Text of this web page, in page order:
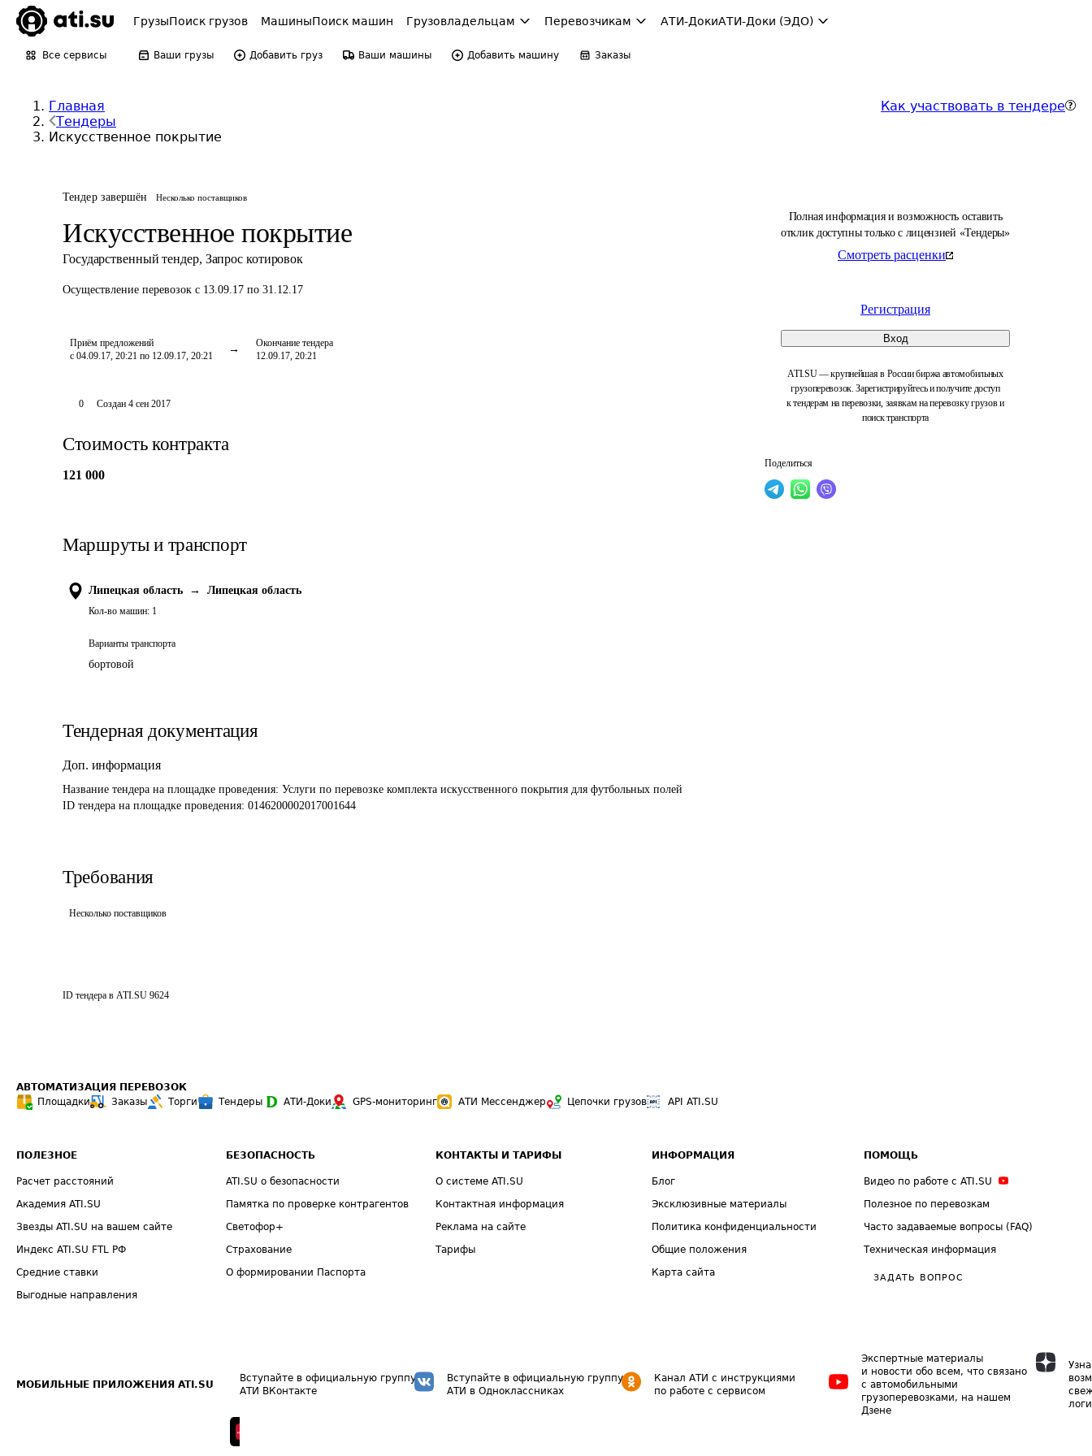
ГрузыПоиск грузов МашиныПоиск машин Грузовладельцам Перевозчикам АТИ-ДокиАТИ-Доки (ЭДО)
Все сервисы Ваши грузы Добавить груз Ваши машины Добавить машину Заказы
Главная
Тендеры
Искусственное покрытие
Как участвовать в тендере
Тендер завершён Несколько поставщиков
Искусственное покрытие
Государственный тендер, Запрос котировок
Осуществление перевозок с 13.09.17 по 31.12.17
Приём предложений
с 04.09.17, 20:21 по 12.09.17, 20:21
Окончание тендера
12.09.17, 20:21
Полная информация и возможность оставить
отклик доступны только с лицензией «Тендеры»
Смотреть расценки
Регистрация
Вход
ATI.SU — крупнейшая в России биржа автомобильных
грузоперевозок. Зарегистрируйтесь и получите доступ
к тендерам на перевозки, заявкам на перевозку грузов и
поиск транспорта
Поделиться
0 Создан 4 сен 2017
Стоимость контракта
121 000
Маршруты и транспорт
Липецкая область → Липецкая область
Кол-во машин: 1
Варианты транспорта
бортовой
Тендерная документация
Доп. информация
Название тендера на площадке проведения: Услуги по перевозке комплекта искусственного покрытия для футбольных полей
ID тендера на площадке проведения: 0146200002017001644
Требования
Несколько поставщиков
ID тендера в ATI.SU 9624
АВТОМАТИЗАЦИЯ ПЕРЕВОЗОК
Площадки
Заказы Торги Тендеры АТИ-Доки GPS-мониторинг АТИ Мессенджер Цепочки грузов API ATI.SU
ПОЛЕЗНОЕ
Расчет расстояний
Академия ATI.SU
Звезды ATI.SU на вашем сайте
Индекс ATI.SU FTL РФ
Средние ставки
Выгодные направления
БЕЗОПАСНОСТЬ
ATI.SU о безопасности
Памятка по проверке контрагентов
Светофор+
Страхование
О формировании Паспорта
КОНТАКТЫ И ТАРИФЫ
О системе ATI.SU
Контактная информация
Реклама на сайте
Тарифы
ИНФОРМАЦИЯ
Блог
Эксклюзивные материалы
Политика конфиденциальности
Общие положения
Карта сайта
ПОМОЩЬ
Видео по работе с ATI.SU
Полезное по перевозкам
Часто задаваемые вопросы (FAQ)
Техническая информация
ЗАДАТЬ ВОПРОС
МОБИЛЬНЫЕ ПРИЛОЖЕНИЯ ATI.SU
Вступайте в официальную группу
АТИ ВКонтакте
Вступайте в официальную группу
АТИ в Одноклассниках
Канал АТИ с инструкциями
по работе с сервисом
Экспертные материалы
и новости обо всем, что связано
с автомобильными
грузоперевозками, на нашем
Дзене